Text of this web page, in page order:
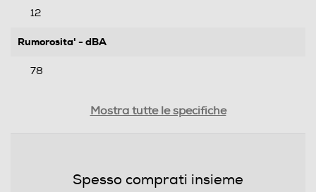
12
Rumorosita' - dBA
78
Mostra tutte le specifiche
Spesso comprati insieme